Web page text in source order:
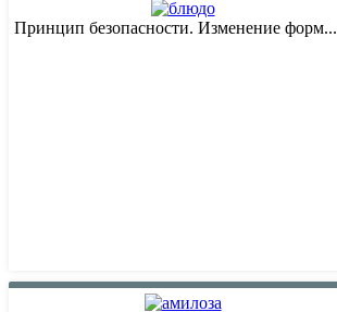
Принцип безопасности. Изменение форм...